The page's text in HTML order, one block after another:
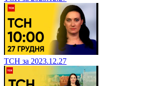
ТСН за 2023.12.27